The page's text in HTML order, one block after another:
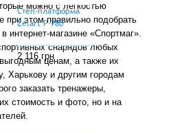
Степ-платформа
Zelart P-780
2 116 грн
можно с легкостью
при этом правильно подобрать
интернет-магазине «Спортмаг».
снарядов любых
ценам, а также их
Харькову и другим городам
заказать тренажеры,
стоимость и фото, но и на